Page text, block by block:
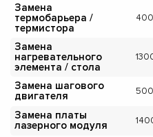
Замена
термобарьера /
термистора
400
Замена
нагревательного
элемента / стола
Замена шагового
двигателя
500
Замена платы
лазерного модуля